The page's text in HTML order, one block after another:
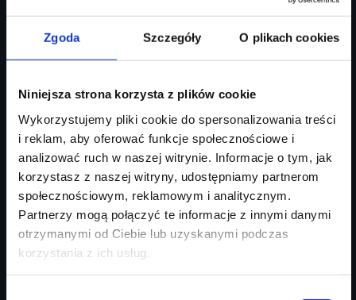
Zgoda Szczegóły O plikach cookies
Niniejsza strona korzysta z plików cookie
Wykorzystujemy pliki cookie do spersonalizowania treści
i reklam, aby oferować funkcje społecznościowe i
analizować ruch w naszej witrynie. Informacje o tym, jak
korzystasz z naszej witryny, udostępniamy partnerom
społecznościowym, reklamowym i analitycznym.
Partnerzy mogą połączyć te informacje z innymi danymi
otrzymanymi od Ciebie lub uzyskanymi podczas
korzystania z ich usług.
246 470 zł
207 035 zł
Zapytaj o ofertę Szczegóły